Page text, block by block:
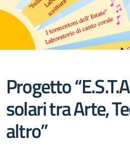
Progetto
solari tra Arte,
altro”